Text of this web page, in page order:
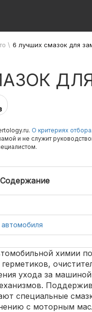
\ 6 лучших смазок для
О критериях отбора.
и не служит
Содержание
химии
ухода за
специальные
с моторным